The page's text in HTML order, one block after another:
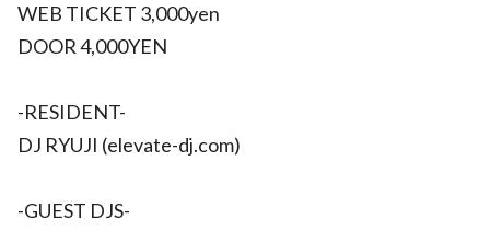
WEB TICKET 3,000yen
DOOR 4,000YEN
-RESIDENT-
DJ RYUJI (elevate-dj.com)
-GUEST DJS-